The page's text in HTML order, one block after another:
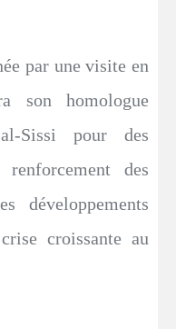
par une visite en
son homologue
Sissi pour des
des
développements
croissante au